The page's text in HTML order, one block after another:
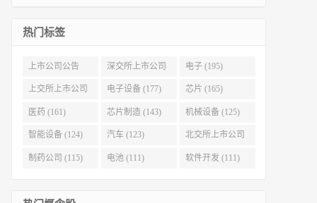
热门标签
上市公司公告
(321)
深交所上市公司
(215)
电子 (195)
上交所上市公司
(186)
电子设备 (177) 芯片 (165)
医药 (161) 芯片制造 (143) 机械设备 (125)
智能设备 (124) 汽车 (123) 北交所上市公司
(116)
制药公司 (115) 电池 (111) 软件开发 (111)